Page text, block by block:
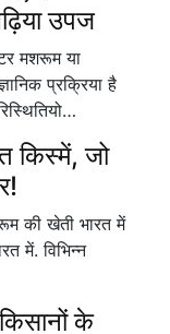
उपज
मशरूम या
प्रक्रिया है
किस्में, जो
की खेती भारत में
में. विभिन्न
के